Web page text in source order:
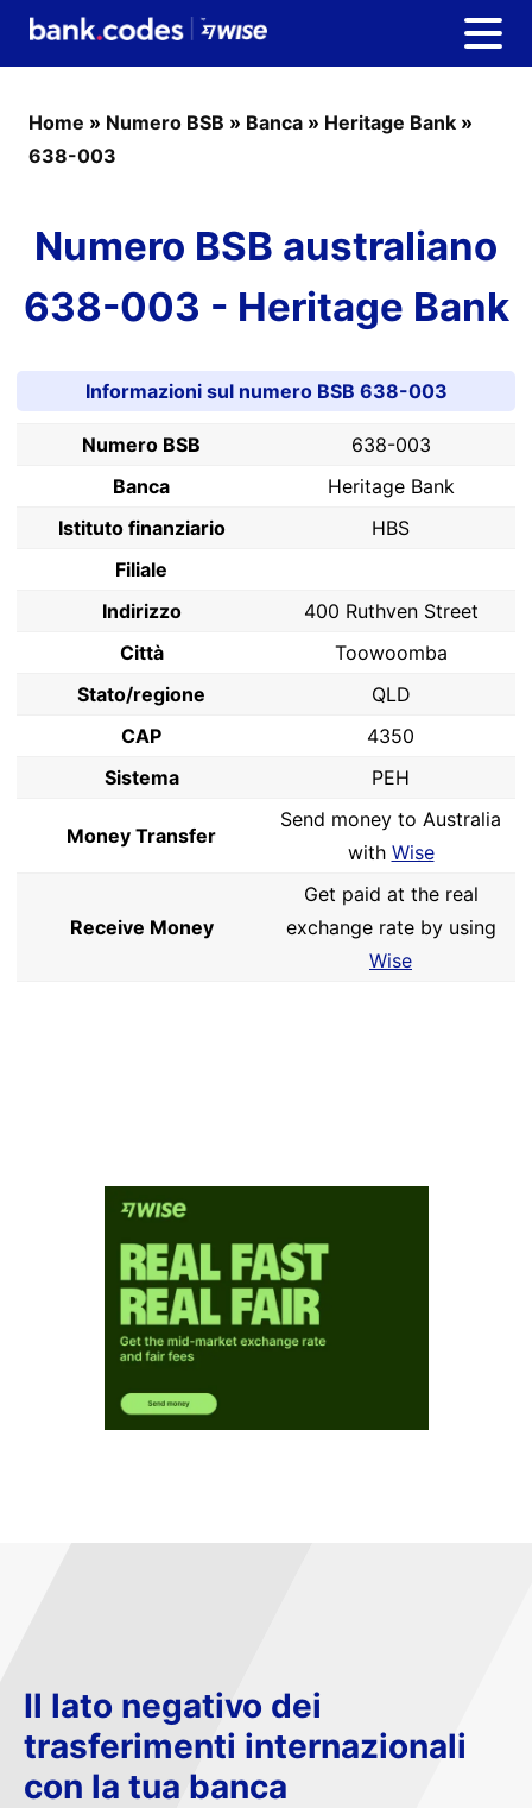
Home » Numero BSB » Banca » Heritage Bank »
638-003
Numero BSB australiano
638-003 - Heritage Bank
Informazioni sul numero BSB 638-003
Numero BSB
638-003
Banca
Heritage Bank
Istituto finanziario
HBS
Filiale
Indirizzo
400 Ruthven Street
Città
Toowoomba
Stato/regione
QLD
CAP
4350
Sistema
PEH
Money Transfer
Send money to Australia
with Wise
Receive Money
Get paid at the real
exchange rate by using
Wise
Il lato negativo dei
trasferimenti internazionali
con la tua banca